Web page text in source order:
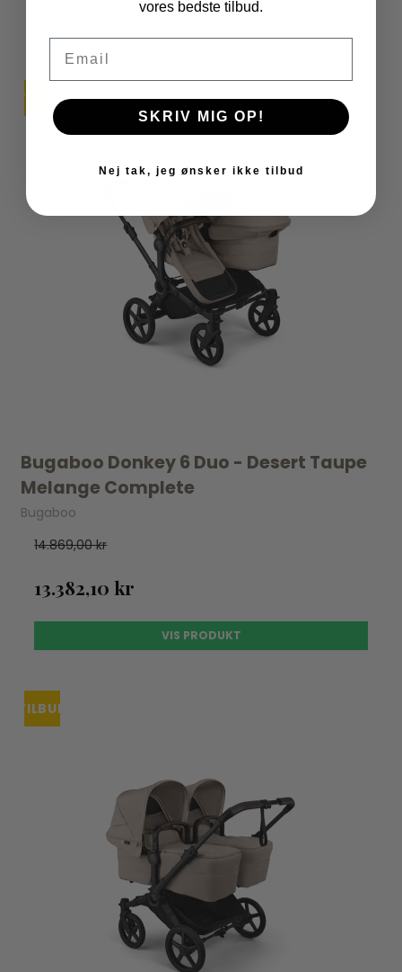
TILBUD
Bugaboo Donkey 6 Duo - Desert Taupe
Melange Complete
Bugaboo
14.869,00 kr
13.382,10 kr
VIS PRODUKT
TILBUD
vores bedste tilbud.
SKRIV MIG OP!
Nej tak, jeg ønsker ikke tilbud